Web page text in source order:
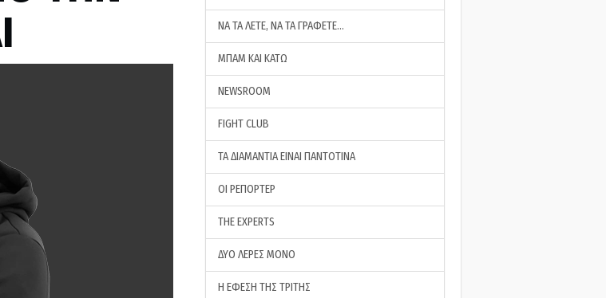
ΝΑ ΤΑ ΛΕΤΕ, ΝΑ ΤΑ ΓΡΑΦΕΤΕ…
ΜΠΑΜ ΚΑΙ ΚΑΤΩ
NEWSROOM
FIGHT CLUB
ΤΑ ΔΙΑΜΑΝΤΙΑ ΕΙΝΑΙ ΠΑΝΤΟΤΙΝΑ
ΟΙ ΡΕΠΟΡΤΕΡ
THE EXPERTS
ΔΥΟ ΛΕΡΕΣ ΜΟΝΟ
Η ΕΦΕΣΗ ΤΗΣ ΤΡΙΤΗΣ